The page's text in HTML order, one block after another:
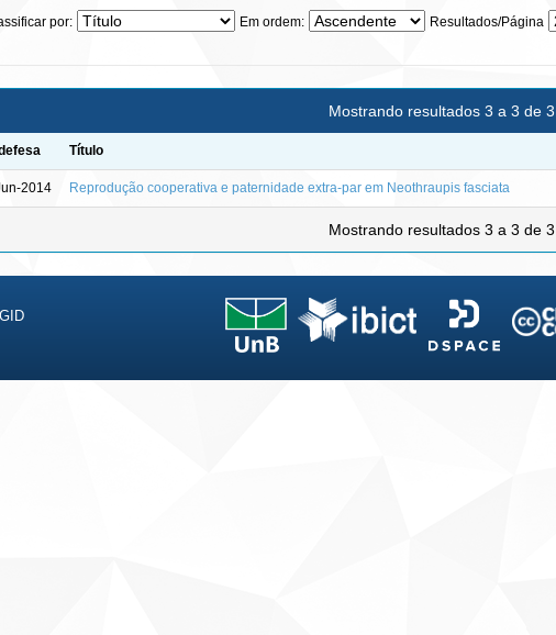
por: Em ordem: Resultados/Página
Mostrando resultados 3 a 3 de 3
Título
2014 Reprodução cooperativa e paternidade extra-par em Neothraupis fasciata
Mostrando resultados 3 a 3 de 3